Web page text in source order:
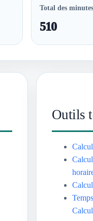
Total des minutes
510
Outils